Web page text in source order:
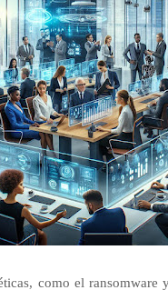
como el